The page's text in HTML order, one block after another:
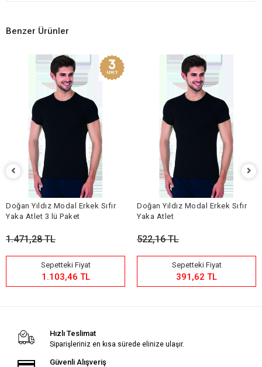
Benzer Ürünler
Doğan Yıldız Modal Erkek Sıfır
Yaka Atlet 3 lü Paket
1.471,28 TL
Sepetteki Fiyat
1.103,46 TL
Doğan Yıldız Modal Erkek Sıfır
Yaka Atlet
522,16 TL
Sepetteki Fiyat
391,62 TL
Hızlı Teslimat
Siparişleriniz en kısa sürede elinize ulaşır.
Güvenli Alışveriş